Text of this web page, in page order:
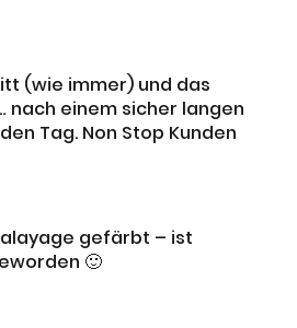
(wie immer) und das
nach einem sicher langen
Tag. Non Stop Kunden
gefärbt – ist
🙂